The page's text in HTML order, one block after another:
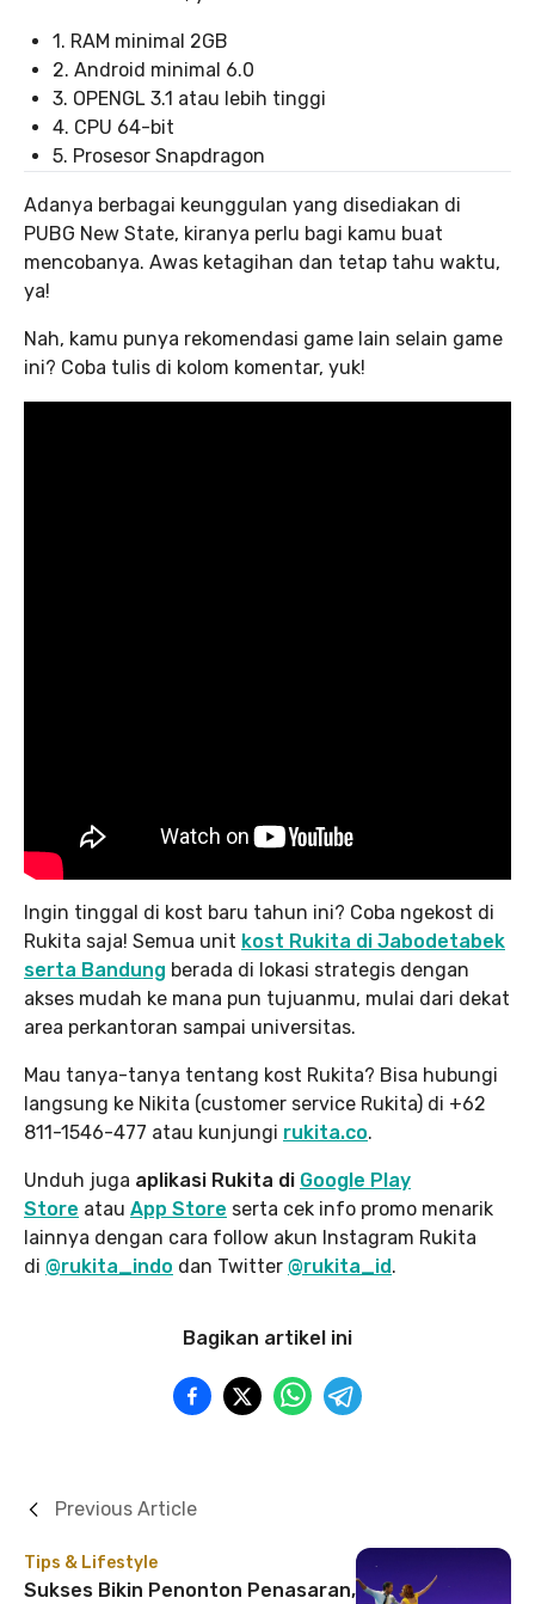
1. RAM minimal 2GB
2. Android minimal 6.0
3. OPENGL 3.1 atau lebih tinggi
4. CPU 64-bit
5. Prosesor Snapdragon
Adanya berbagai keunggulan yang disediakan di
PUBG New State, kiranya perlu bagi kamu buat
mencobanya. Awas ketagihan dan tetap tahu waktu,
ya!
Nah, kamu punya rekomendasi game lain selain game
ini? Coba tulis di kolom komentar, yuk!
Ingin tinggal di kost baru tahun ini? Coba ngekost di
Rukita saja! Semua unit kost Rukita di Jabodetabek
serta Bandung berada di lokasi strategis dengan
akses mudah ke mana pun tujuanmu, mulai dari dekat
area perkantoran sampai universitas.
Mau tanya-tanya tentang kost Rukita? Bisa hubungi
langsung ke Nikita (customer service Rukita) di +62
811-1546-477 atau kunjungi rukita.co.
Unduh juga aplikasi Rukita di Google Play
Store atau App Store serta cek info promo menarik
lainnya dengan cara follow akun Instagram Rukita
di @rukita_indo dan Twitter @rukita_id .
Bagikan artikel ini
Tips & Lifestyle
Sukses Bikin Penonton Penasaran,
Previous Article